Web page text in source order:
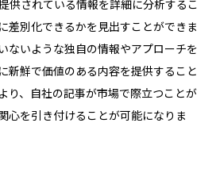
供されている情報を詳細に分析するこ
差別化できるかを見出すことができま
ないような独自の情報やアプローチを
新鮮で価値のある内容を提供すること
り、自社の記事が市場で際立つことが
心を引き付けることが可能になりま